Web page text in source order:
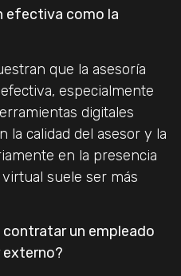
efectiva como la
que la asesoría
especialmente
digitales
la calidad del asesor y la
en la presencia
suele ser más
un empleado
externo?